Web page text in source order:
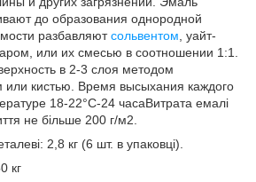
до образования однородной
разбавляютсольвентом , уайт-
или их смесью в соотношении 1:1.
в 2-3 слоя методом
или кистью. Время высыхания каждого
18-22°С-24 часаВитрата емалі
не більше 200 г/м2
2,8 кг (6 шт. в упаковці).
кг